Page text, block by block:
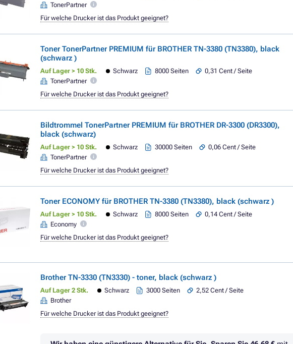
TonerPartner
Für welche Drucker ist das Produkt geeignet?
Toner TonerPartner PREMIUM für BROTHER TN-3380 (TN3380), black
(schwarz )
Auf Lager > 10 Stk. Schwarz 8000 Seiten
0,31 Cent / Seite
TonerPartner
Für welche Drucker ist das Produkt geeignet?
Bildtrommel TonerPartner PREMIUM für BROTHER DR-3300 (DR3300),
black (schwarz)
Auf Lager > 10 Stk. Schwarz 30000 Seiten
0,06 Cent / Seite
TonerPartner
Für welche Drucker ist das Produkt geeignet?
Toner ECONOMY für BROTHER TN-3380 (TN3380), black (schwarz )
Auf Lager > 10 Stk. Schwarz 8000 Seiten
0,14 Cent / Seite
Economy
Für welche Drucker ist das Produkt geeignet?
Brother TN-3330 (TN3330) - toner, black (schwarz )
Auf Lager 2 Stk. Schwarz 3000 Seiten
2,52 Cent / Seite
Brother
Für welche Drucker ist das Produkt geeignet?